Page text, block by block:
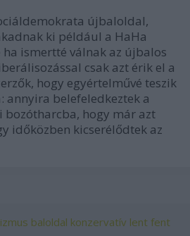
újbaloldal,
ki például a HaHa
ismertté válnak az újbalos
csak azt érik el a
hogy egyértelművé teszik
annyira belefeledkeztek a
hogy már azt
időközben kicserélődtek az
baloldal konzervatív lent fent